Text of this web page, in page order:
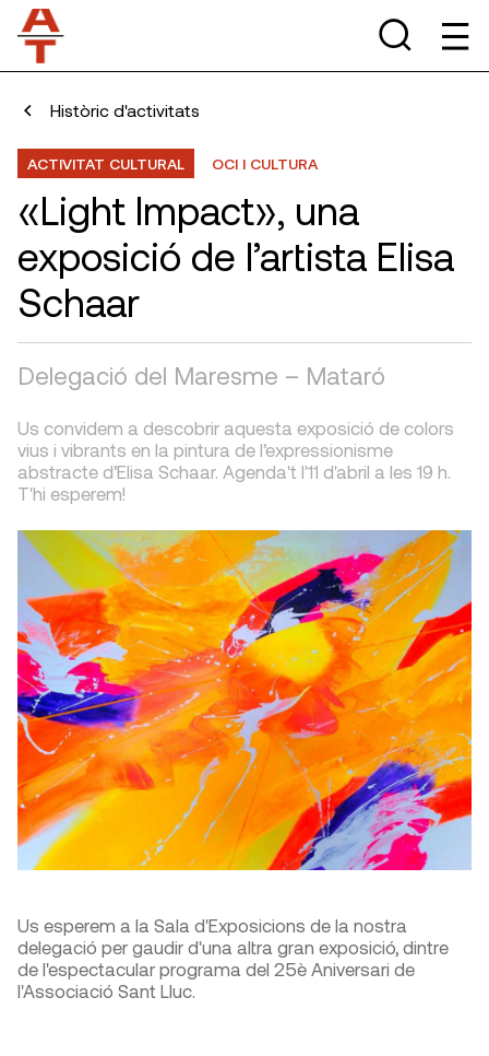
Històric d'activitats
ACTIVITAT CULTURAL OCI I CULTURA
«Light Impact», una
exposició de l’artista Elisa
Schaar
Delegació del Maresme – Mataró
Us convidem a descobrir aquesta exposició de colors
vius i vibrants en la pintura de l’expressionisme
abstracte d’Elisa Schaar. Agenda't l'11 d'abril a les 19 h.
T'hi esperem!
Us esperem a la Sala d'Exposicions de la nostra
delegació per gaudir d'una altra gran exposició, dintre
de l'espectacular programa del 25è Aniversari de
l'Associació Sant Lluc.